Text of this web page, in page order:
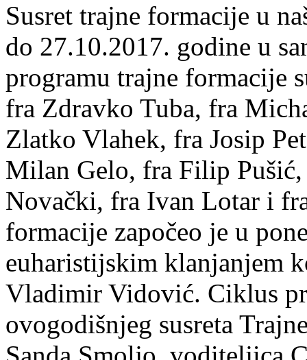
Susret trajne formacije u
do 27.10.2017. godine u
programu trajne formacije
fra Zdravko Tuba, fra
Zlatko Vlahek, fra Josip
Milan Gelo, fra Filip
Novački, fra Ivan Lotar i
formacije započeo je u
euharistijskim klanjanjem
Vladimir Vidović. Ciklus
ovogodišnjeg susreta